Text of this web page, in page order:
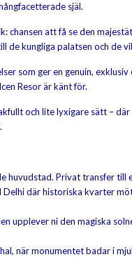
själ.
att få se den
de kungliga palatsen och de
som ger en genuin,
Resor är känt för.
och lite lyxigare sätt –
huvudstad. Privat transfer till
där historiska kvarter
upplever ni den magiska
när monumentet badar i